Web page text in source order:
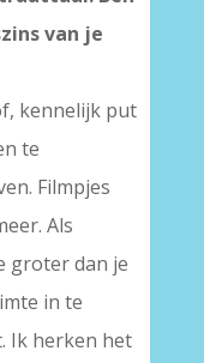
van je
kennelijk put
te
Filmpjes
Als
groter dan je
in te
Ik herken het